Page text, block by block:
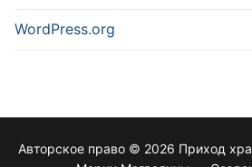
WordPress.org
Авторское право © 2026 Приход